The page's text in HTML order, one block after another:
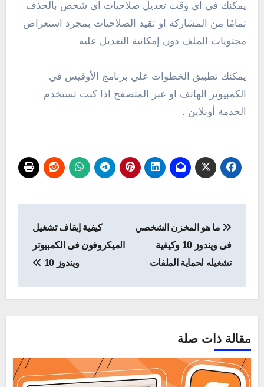
يمكنك في اي وقت تعديل صلاحيات اي شخص بالحذف
تمامًا من المشاركة او تقيد الصلاحيات بمجرد استعراض
محتويات الملف دون إمكانية التعديل عليه
يمكنك تطبيق الخطوات علي برنامج الأوفيس في
الكمبيوتر الهاتف او عبر المتصفح اذا كنت تستخدم
الخدمة أونلاين .
المقالات
ما هو المخزن الشخصي
فى ويندوز 10 وكيفية
تشغيله لحماية الملفات
كيفية إيقاف تشغيل
الميكروفون فى الكمبيوتر
ويندوز 10
مقالة ذات صلة